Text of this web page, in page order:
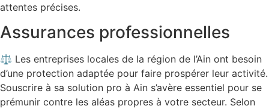
attentes précises.
Assurances professionnelles
⚖️ Les entreprises locales de la région de l’Ain ont besoin
d’une protection adaptée pour faire prospérer leur activité.
Souscrire à sa solution pro à Ain s’avère essentiel pour se
prémunir contre les aléas propres à votre secteur. Selon